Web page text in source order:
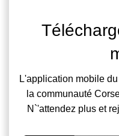
L'application mobile
la communauté
N`'attendez plus et